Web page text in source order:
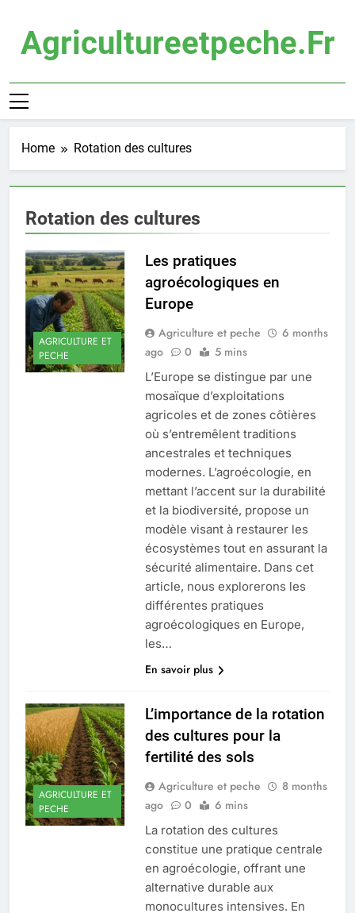
contentAgricultureetpeche.fr
Home Rotation des cultures
Rotation des cultures
AGRICULTURE ET
PECHE
Les pratiques
agroécologiques en
Europe
Agriculture et peche
6 months
ago
0 5 mins
L’Europe se distingue par une
mosaïque d’exploitations
agricoles et de zones côtières
où s’entremêlent traditions
ancestrales et techniques
modernes. L’agroécologie, en
mettant l’accent sur la durabilité
et la biodiversité, propose un
modèle visant à restaurer les
écosystèmes tout en assurant la
sécurité alimentaire. Dans cet
article, nous explorerons les
différentes pratiques
agroécologiques en Europe,
les…
En savoir plus
AGRICULTURE ET
PECHE
L’importance de la rotation
des cultures pour la
fertilité des sols
Agriculture et peche
8 months
ago
0 6 mins
La rotation des cultures
constitue une pratique centrale
en agroécologie, offrant une
alternative durable aux
monocultures intensives. En